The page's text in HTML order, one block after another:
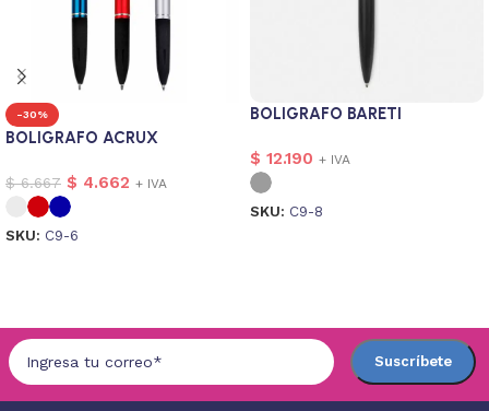
-30%
BOLIGRAFO ACRUX
$6.667 $ 4.662 + IVA
SKU: C9-6
BOLIGRAFO BARETI
$ 12.190 + IVA
SKU: C9-8